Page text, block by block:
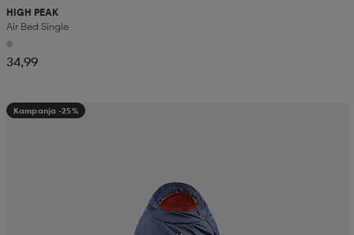
HIGH PEAK
Air Bed Single
34,99
Kampanja -25%